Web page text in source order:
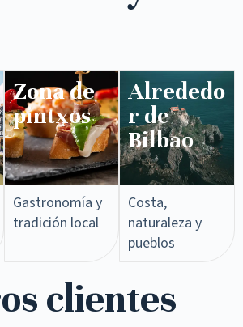
Zona de
pintxos​
Gastronomía y
tradición local
Alrededo
r de
Bilbao
Costa,
naturaleza y
pueblos
clientes